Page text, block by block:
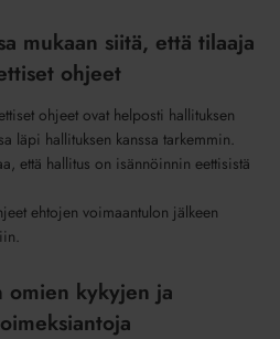
mukaan siitä, että tilaaja
ohjeet
ohjeet ovat helposti hallituksen
läpi hallituksen kanssa tarkemmin.
että hallitus on isännöinnin eettisistä
ehtojen voimaantulon jälkeen
omien kykyjen ja